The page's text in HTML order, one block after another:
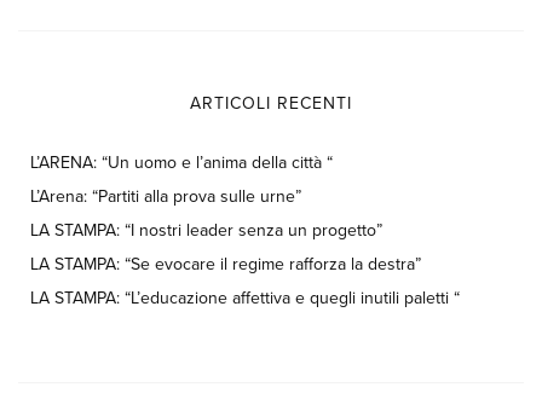
ARTICOLI RECENTI
L’ARENA: “Un uomo e l’anima della città “
L’Arena: “Partiti alla prova sulle urne”
LA STAMPA: “I nostri leader senza un progetto”
LA STAMPA: “Se evocare il regime rafforza la destra”
LA STAMPA: “L’educazione affettiva e quegli inutili paletti “